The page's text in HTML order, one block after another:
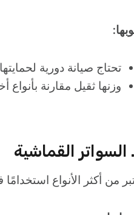
تحتاج صيانة دورية
وزنها ثقيل مقارنة بأنواع
من أكثر الأنواع